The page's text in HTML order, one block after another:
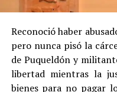
Reconoció haber
pero nunca pisó la
de Puqueldón y
libertad mientras la
bienes para no pagar